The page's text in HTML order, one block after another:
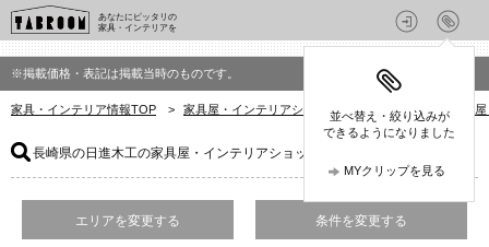
あなたにピッタリの
家具・インテリアを
並べ替え・絞り込みが
できるようになりました
MYクリップを見る
※掲載価格・表記は掲載当時のものです。
家具・インテリア情報TOP > 家具屋・インテリアショップを探す > 長崎県の家具
長崎県の日進木工の家具屋・インテリアショップ
エリアを変更する 条件を変更する